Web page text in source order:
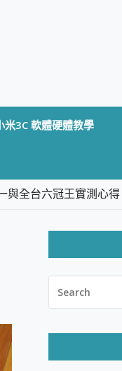
米3C 軟體硬體教學
全台六冠王實測心得
SpotCam Solo 3
商務筆電 Copilot+ PC
久續航與 IP69K 高防
開箱 評測
FOR: